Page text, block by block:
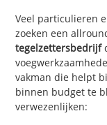
Veel particulieren
zoeken een
tegelzettersbedrijf
vakman die helpt
binnen budget te
verwezenlijken: